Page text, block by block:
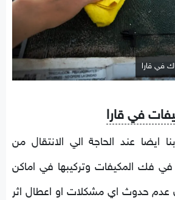
في قارا
في قارا
ايضا عند الحاجة الي الانتقال من
في فك المكيفات وتركيبها في اماكن
حدوث اي مشكلات او اعطال اثر